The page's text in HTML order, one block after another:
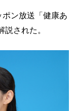
ポン放送「健康あ
された。